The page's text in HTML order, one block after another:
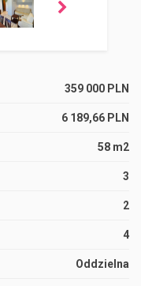
359 000 PLN
6 189,66 PLN
58 m2
3
2
4
Oddzielna